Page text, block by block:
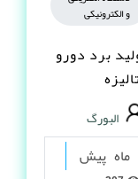
و الکترونیکی
برد دورو
البورگ